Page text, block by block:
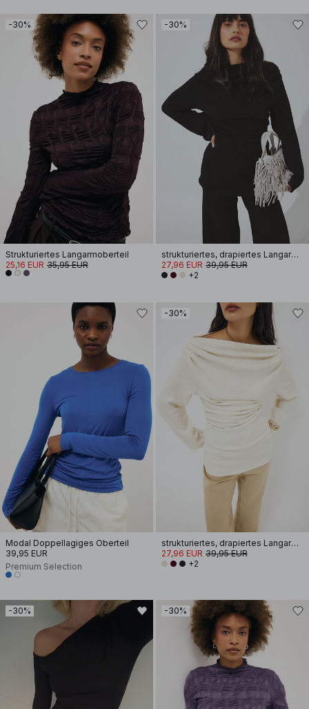
-30%
Strukturiertes Langarmoberteil
25,16 EUR 35,95 EUR
-30%
strukturiertes, drapiertes Langarm-Oberteil
27,96 EUR 39,95 EUR
+2
Modal Doppellagiges Oberteil
39,95 EUR
Premium Selection
-30%
strukturiertes, drapiertes Langarm-Oberteil
27,96 EUR 39,95 EUR
+2
-30% -30%